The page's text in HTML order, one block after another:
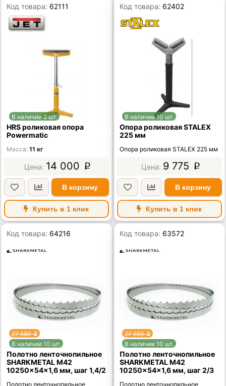
Код товара: 62111
В наличии 2 шт.
HRS роликовая опора
Powermatic
Масса 11 кг
14 000 p
В корзину
Купить в 1 клик
Код товара: 62402
В наличии 10 шт.
Опора роликовая STALEX
225 мм
Опора роликовая STALEX 225 мм
9 775 p
В корзину
Купить в 1 клик
Код товара: 64216
27 580p
В наличии 10 шт.
Полотно ленточнопильное
SHARKMETAL M42
10250×54×1,6 мм, шаг 1,4/2
Полотно ленточнопильное
Код товара: 63572
27 580p
В наличии 10 шт.
Полотно ленточнопильное
SHARKMETAL M42
10250×54×1,6 мм, шаг 2/3
Полотно ленточнопильное